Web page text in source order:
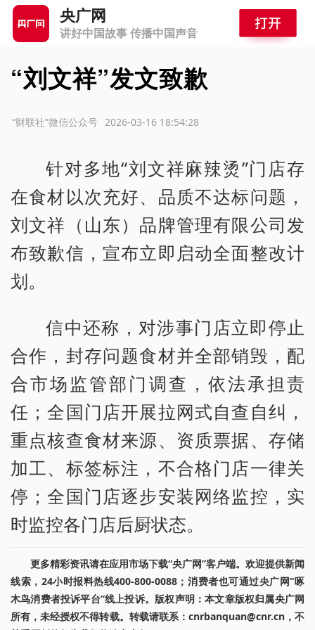
央广网
讲好中国故事 传播中国声音
“刘文祥”发文致歉
2026-03-16 18:54:28
“财联社”微信公众号
针对多地“刘文祥麻辣烫”门店存
在食材以次充好、品质不达标问题，
刘文祥（山东）品牌管理有限公司发
布致歉信，宣布立即启动全面整改计
划。
信中还称，对涉事门店立即停止
合作，封存问题食材并全部销毁，配
合市场监管部门调查，依法承担责
任；全国门店开展拉网式自查自纠，
重点核查食材来源、资质票据、存储
加工、标签标注，不合格门店一律关
停；全国门店逐步安装网络监控，实
时监控各门店后厨状态。
更多精彩资讯请在应用市场下载“央广网”客户端。欢迎提供新闻
线索，24小时报料热线400-800-0088；消费者也可通过央广网“啄
木鸟消费者投诉平台”线上投诉。版权声明：本文章版权归属央广网
所有，未经授权不得转载。转载请联系：cnrbanquan@cnr.cn，不